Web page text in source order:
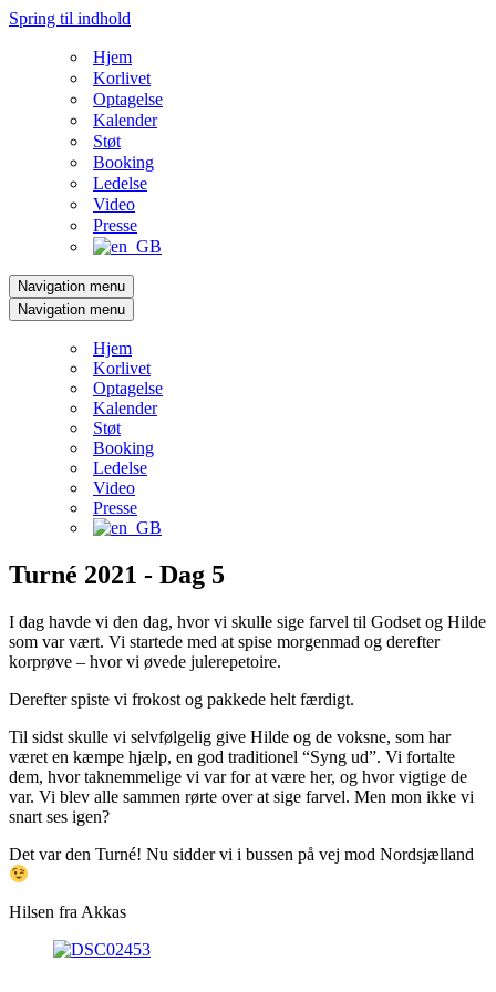
Spring til indhold
Hjem
Korlivet
Optagelse
Kalender
Støt
Booking
Ledelse
Video
Presse
Navigation menu
Navigation menu
Hjem
Korlivet
Optagelse
Kalender
Støt
Booking
Ledelse
Video
Presse
Turné 2021 - Dag 5
I dag havde vi den dag, hvor vi skulle sige farvel til Godset og Hilde
som var vært. Vi startede med at spise morgenmad og derefter
korprøve – hvor vi øvede julerepetoire.
Derefter spiste vi frokost og pakkede helt færdigt.
Til sidst skulle vi selvfølgelig give Hilde og de voksne, som har
været en kæmpe hjælp, en god traditionel “Syng ud”. Vi fortalte
dem, hvor taknemmelige vi var for at være her, og hvor vigtige de
var. Vi blev alle sammen rørte over at sige farvel. Men mon ikke vi
snart ses igen?
Det var den Turné! Nu sidder vi i bussen på vej mod Nordsjælland
Hilsen fra Akkas